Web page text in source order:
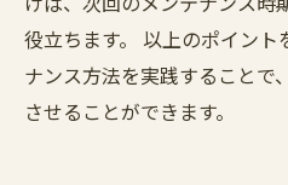
役立ちます。 以上のポイン
ナンス方法を実践することで
させることができます。